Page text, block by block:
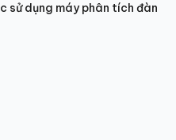
sử dụng máy phân tích đàn